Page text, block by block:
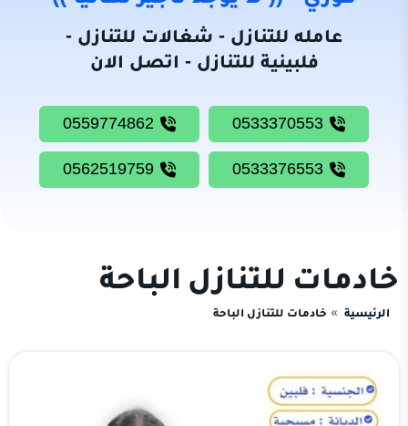
نحن
خادمات
للتنازل
شغالات
للتنازل
عامله للتنازل - شغالات للتنازل -
فلبينية للتنازل - اتصل الان
خادمات للتنازل الباحة
الرئيسية خادمات للتنازل الباحة